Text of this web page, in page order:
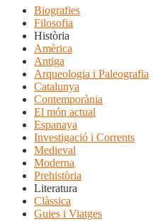
Biografies
Filosofia
Història
Amèrica
Antiga
Arqueologia i Paleografia
Catalunya
Contemporània
El món actual
Espanaya
Investigació i Corrents
Medieval
Moderna
Prehistòria
Literatura
Clàssica
Guies i Viatges